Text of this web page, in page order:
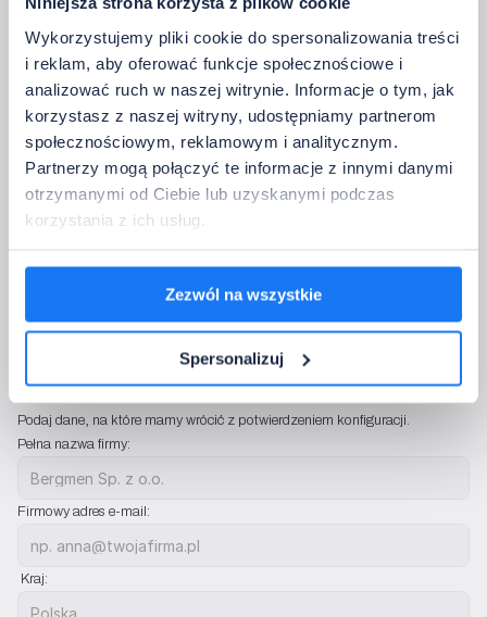
Wykorzystujemy pliki cookie do spersonalizowania treści
i reklam, aby oferować funkcje społecznościowe i
analizować ruch w naszej witrynie. Informacje o tym, jak
korzystasz z naszej witryny, udostępniamy partnerom
społecznościowym, reklamowym i analitycznym.
Partnerzy mogą połączyć te informacje z innymi danymi
otrzymanymi od Ciebie lub uzyskanymi podczas
korzystania z ich usług.
Zezwól na wszystkie
Spersonalizuj
Contra HP 3
MONO
12 V DC - 24 V DC
→   Specyfikacja techniczna
• IP:
• Moc wyj. 12 V DC:
max. 360 W
• Moc wyj. 24 V DC
max. 720 W
• Prąd wyj.:
3 x 10 A
• Sterowanie:
Nie potrzebuję sterowania
5. Dane kontaktowe
Podaj dane, na które mamy wrócić z potwierdzeniem konfiguracji.
Pełna nazwa firmy:
Firmowy adres e-mail:
Kraj: